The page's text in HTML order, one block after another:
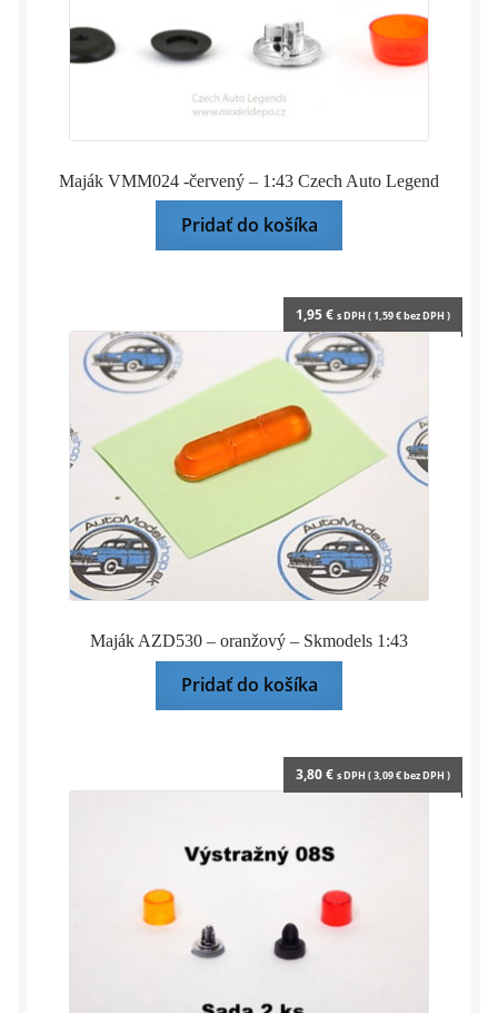
Maják VMM024 -červený – 1:43 Czech Auto Legend
Pridať do košíka
Maják AZD530 – oranžový – Skmodels 1:43
1,95€ s DPH (1,59€bez DPH )
Pridať do košíka
3,80€ s DPH (3,09€bez DPH )